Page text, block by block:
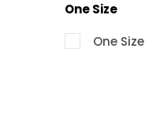
One Size
One Size